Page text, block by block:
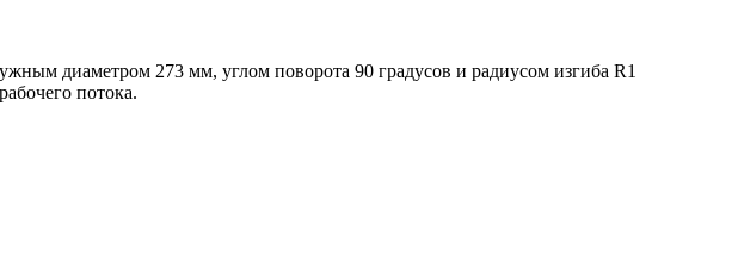
диаметром 273 мм, углом поворота 90 градусов и радиусом изгиба R1
потока.